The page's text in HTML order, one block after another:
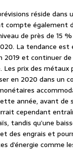
réside
compte également
de près de 15
La tendance
et continuer de
prix des métaux
en 2020 dans un
année, avant de
cependant
tandis qu’une
des engrais et
d’énergie comme